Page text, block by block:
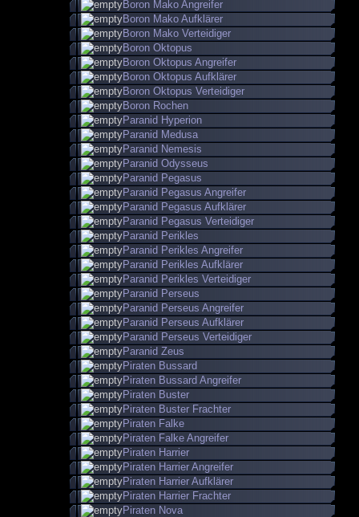
Boron Mako Angreifer
Boron Mako Aufklärer
Boron Mako Verteidiger
Boron Oktopus
Boron Oktopus Angreifer
Boron Oktopus Aufklärer
Boron Oktopus Verteidiger
Boron Rochen
Paranid Hyperion
Paranid Medusa
Paranid Nemesis
Paranid Odysseus
Paranid Pegasus
Paranid Pegasus Angreifer
Paranid Pegasus Aufklärer
Paranid Pegasus Verteidiger
Paranid Perikles
Paranid Perikles Angreifer
Paranid Perikles Aufklärer
Paranid Perikles Verteidiger
Paranid Perseus
Paranid Perseus Angreifer
Paranid Perseus Aufklärer
Paranid Perseus Verteidiger
Paranid Zeus
Piraten Bussard
Piraten Bussard Angreifer
Piraten Buster
Piraten Buster Frachter
Piraten Falke
Piraten Falke Angreifer
Piraten Harrier
Piraten Harrier Angreifer
Piraten Harrier Aufklärer
Piraten Harrier Frachter
Piraten Nova